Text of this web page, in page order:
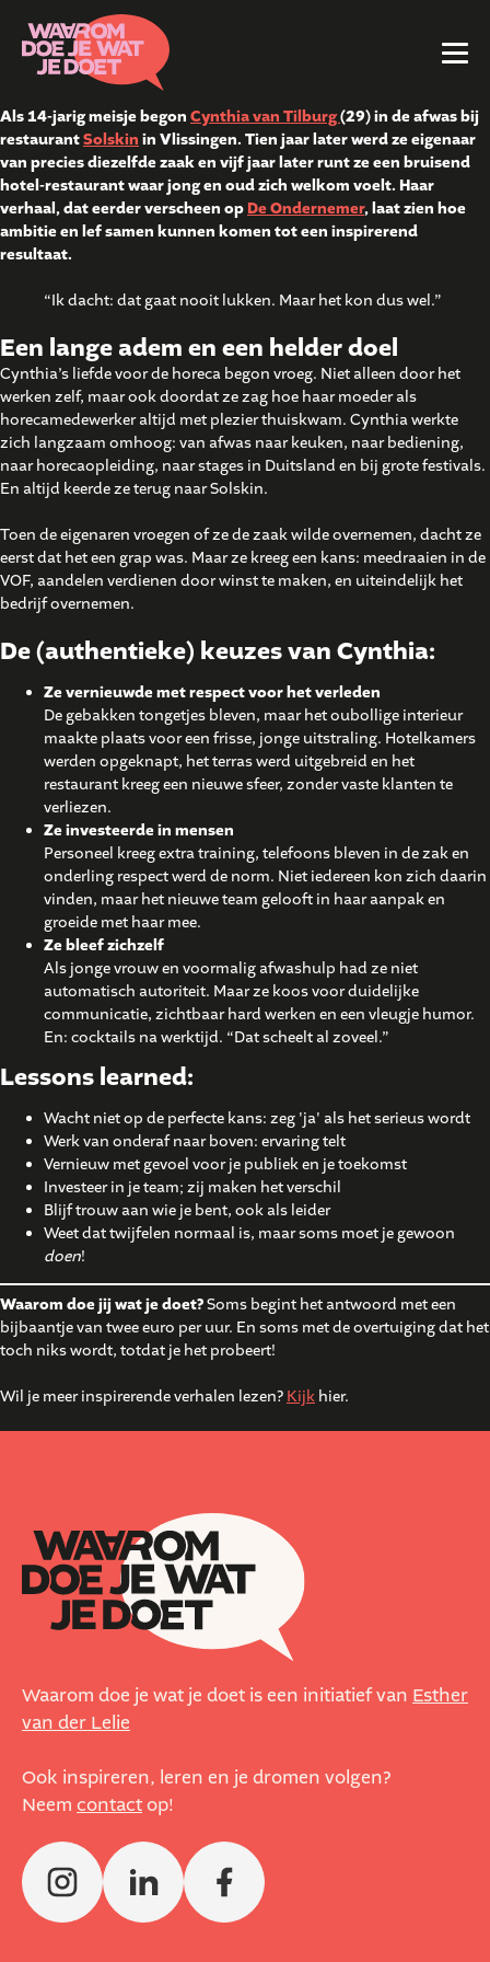
Als 14-jarig meisje begon Cynthia van Tilburg(29) in de afwas bij
restaurantSolskin in Vlissingen. Tien jaar later werd ze eigenaar
van precies diezelfde zaak en vijf jaar later runt ze een bruisend
hotel-restaurant waar jong en oud zich welkom voelt. Haar
verhaal, dat eerder verscheen op De Ondernemer, laat zien hoe
ambitie en lef samen kunnen komen tot een inspirerend
resultaat.
“Ik dacht: dat gaat nooit lukken. Maar het kon dus wel.”
Een lange adem en een helder doel
Cynthia’s liefde voor de horeca begon vroeg. Niet alleen door het
werken zelf, maar ook doordat ze zag hoe haar moeder als
horecamedewerker altijd met plezier thuiskwam. Cynthia werkte
zich langzaam omhoog: van afwas naar keuken, naar bediening,
naar horecaopleiding, naar stages in Duitsland en bij grote festivals.
En altijd keerde ze terug naar Solskin.
Toen de eigenaren vroegen of ze de zaak wilde overnemen, dacht ze
eerst dat het een grap was. Maar ze kreeg een kans: meedraaien in de
VOF, aandelen verdienen door winst te maken, en uiteindelijk het
bedrijf overnemen.
De (authentieke) keuzes van Cynthia:
Ze vernieuwde met respect voor het verleden
De gebakken tongetjes bleven, maar het oubollige interieur
maakte plaats voor een frisse, jonge uitstraling. Hotelkamers
werden opgeknapt, het terras werd uitgebreid en het
restaurant kreeg een nieuwe sfeer, zonder vaste klanten te
verliezen.
Ze investeerde in mensen
Personeel kreeg extra training, telefoons bleven in de zak en
onderling respect werd de norm. Niet iedereen kon zich daarin
vinden, maar het nieuwe team gelooft in haar aanpak en
groeide met haar mee.
Ze bleef zichzelf
Als jonge vrouw en voormalig afwashulp had ze niet
automatisch autoriteit. Maar ze koos voor duidelijke
communicatie, zichtbaar hard werken en een vleugje humor.
En: cocktails na werktijd. “Dat scheelt al zoveel.”
Lessons learned:
Wacht niet op de perfecte kans: zeg 'ja' als het serieus wordt
Werk van onderaf naar boven: ervaring telt
Vernieuw met gevoel voor je publiek en je toekomst
Investeer in je team; zij maken het verschil
Blijf trouw aan wie je bent, ook als leider
Weet dat twijfelen normaal is, maar soms moet je gewoon
doen!
Waarom doe jij wat je doet?Soms begint het antwoord met een
bijbaantje van twee euro per uur. En soms met de overtuiging dat het
toch niks wordt, totdat je het probeert!
Wil je meer inspirerende verhalen lezen? Kijk hier.
Waarom doe je wat je doet is een initiatief van Esther
van der Lelie
Ook inspireren, leren en je dromen volgen?
Neem contactop!